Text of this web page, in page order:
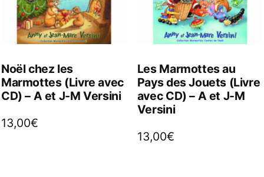
Noël chez les
Marmottes (Livre avec
CD) – A et J-M Versini
13,00€
Les Marmottes au
Pays des Jouets (Livre
avec CD) – A et J-M
Versini
13,00€